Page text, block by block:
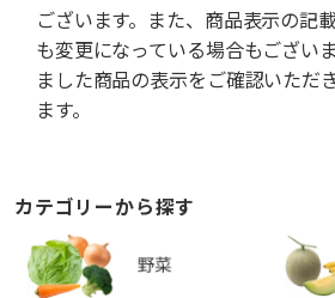
ございます。また、商品表示の記
も変更になっている場合もござい
ました商品の表示をご確認いただ
ます。
カテゴリーから探す